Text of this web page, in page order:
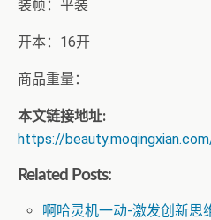
装帧：平装
开本：16开
商品重量：
本文链接地址:
https://
Related Posts:
啊哈灵机一动-激发创新思